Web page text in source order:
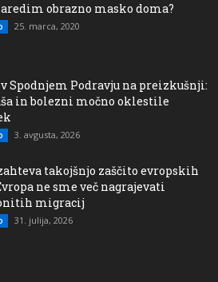
obrazno masko doma?
25. marca, 2020
Spodnjem Podravju na preizkušnji:
in bolezni močno oklestile
3. avgusta, 2026
takojšnjo zaščito evropskih
ne sme več nagrajevati
migracij
31. julija, 2026